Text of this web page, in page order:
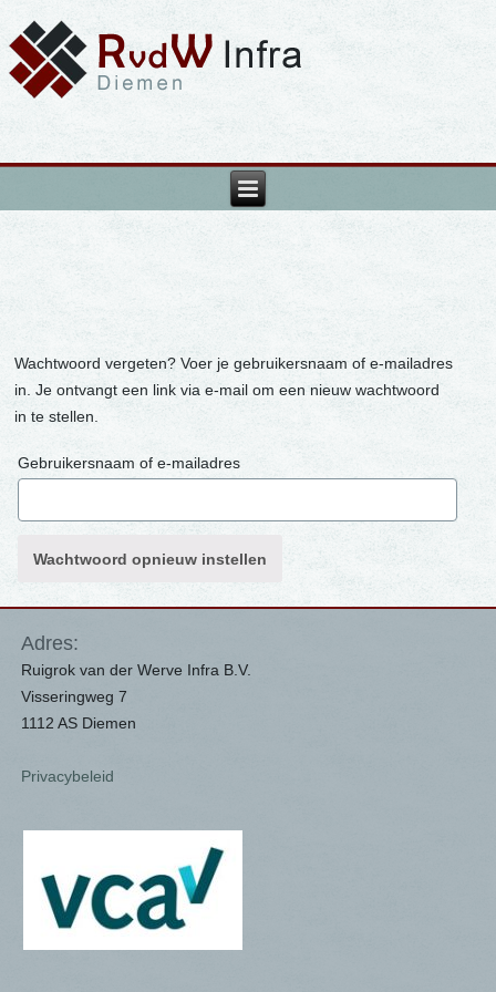
Wachtwoord vergeten? Voer je gebruikersnaam of e-mailadres
in. Je ontvangt een link via e-mail om een nieuw wachtwoord
in te stellen.
Gebruikersnaam of e-mailadres
Wachtwoord opnieuw instellen
Adres:
Ruigrok van der Werve Infra B.V.
Visseringweg 7
1112 AS Diemen
Privacybeleid